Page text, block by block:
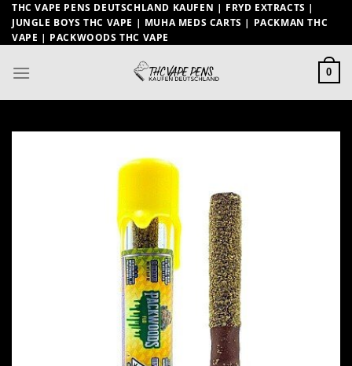
Zum
Inhalt
springen
THC VAPE PENS DEUTSCHLAND KAUFEN | FRYD EXTRACTS |
JUNGLE BOYS THC VAPE | MUHA MEDS CARTS | PACKMAN THC
VAPE | PACKWOODS THC VAPE
0